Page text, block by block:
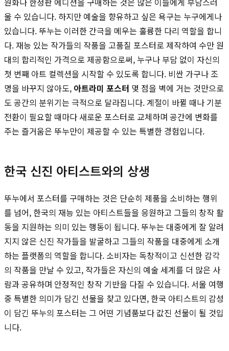
울 수 있습니다. 하지만 예술을 향유하고 싶은 욕구는 누구에게나
있습니다. 뚜누는 이러한 간극을 메우는 훌륭한 다리 역할을 합니
다. 재능 있는 작가들의 작품을 고품질 포스터로 제작하여 수만 원
대의 합리적인 가격으로 제공함으로써, 누구나 부담 없이 자신의
첫 번째 아트 컬렉션을 시작할 수 있도록 합니다. 비싼 가구나 조
명을 바꾸지 않아도, 아트라미 포스터 몇 점을 벽에 거는 것만으로
도 공간의 분위기는 극적으로 달라집니다. 계절이 바뀔 때나 기분
전환이 필요할 때마다 새로운 포스터로 교체하며 공간에 변화를
주는 즐거움은 뚜누만이 제공할 수 있는 특별한 경험입니다.
한국 신진 아티스트와의 상생
뚜누에서 포스터를 구매하는 것은 단순히 제품을 소비하는 행위
를 넘어, 한국의 재능 있는 아티스트들을 응원하고 그들의 창작 활
동을 지원하는 의미 있는 행동이 됩니다. 뚜누는 대중에게 잘 알려
지지 않은 신진 작가들을 발굴하고 그들의 작품을 대중에게 소개
하는 플랫폼의 역할을 합니다. 소비자는 독창적이고 신선한 감각
의 작품을 만날 수 있고, 작가들은 자신의 예술 세계를 더 많은 사
람과 공유하며 안정적인 창작 기반을 다질 수 있습니다. 서울 여행
중 특별한 의미가 담긴 선물을 찾고 있다면, 한국 아티스트의 감성
이 담긴 뚜누의 포스터는 그 어떤 기념품보다 값진 선물이 될 것입
니다.